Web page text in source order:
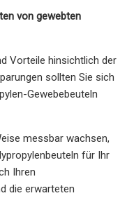
von gewebten
Vorteile hinsichtlich der
sollten Sie sich
Gewebebeuteln
messbar wachsen,
für Ihr
Ihren
die erwarteten